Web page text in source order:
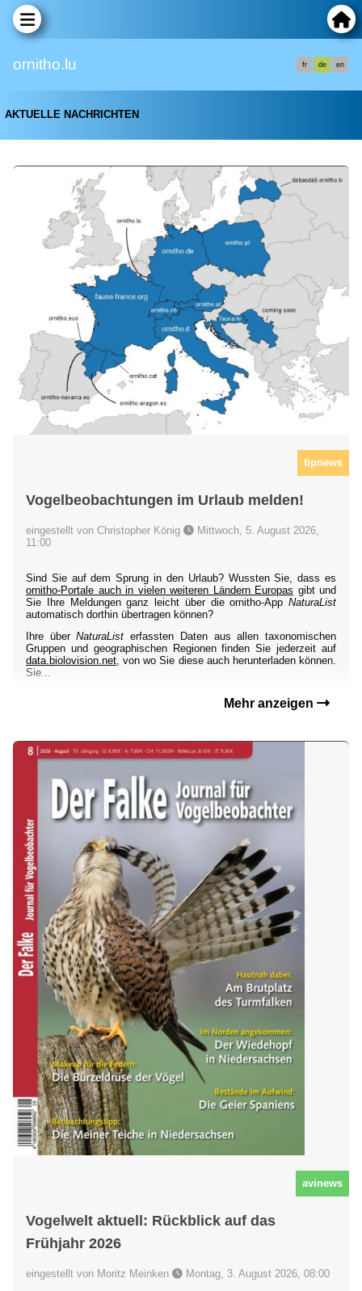
ornitho.lu fr de en
AKTUELLE NACHRICHTEN
tipnews
Vogelbeobachtungen im Urlaub melden!
eingestellt von Christopher König
Mittwoch, 5. August 2026,
11:00
Sind Sie auf dem Sprung in den Urlaub? Wussten Sie, dass es
ornitho-Portale auch in vielen weiteren Ländern Europas gibt und
Sie Ihre Meldungen ganz leicht über die ornitho-App NaturaList
automatisch dorthin übertragen können?
Ihre überNaturaList erfassten Daten aus allen taxonomischen
Gruppen und geographischen Regionen finden Sie jederzeit auf
data.biolovision.net, von wo Sie diese auch herunterladen können.
Sie...
Mehr anzeigen
avinews
Vogelwelt aktuell: Rückblick auf das
Frühjahr 2026
eingestellt von Moritz Meinken Montag, 3. August 2026, 08:00